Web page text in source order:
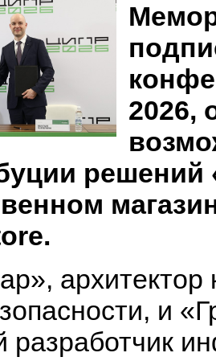
2026,
решений
архитектор
и
разработчик